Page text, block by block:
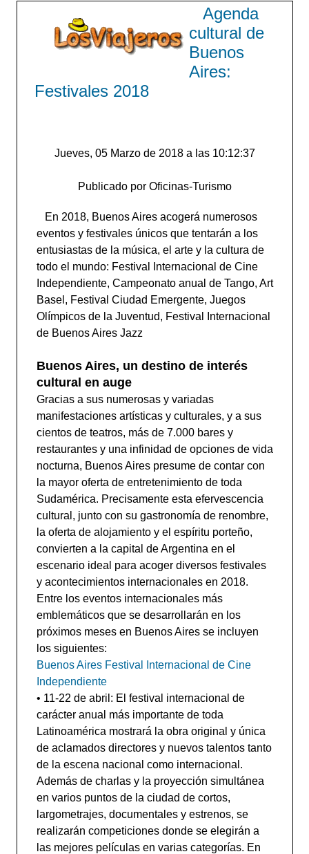
Agenda
cultural de
Buenos
Aires:
Festivales 2018
Jueves, 05 Marzo de 2018 a las 10:12:37
Publicado por Oficinas-Turismo
En 2018, Buenos Aires acogerá numerosos
eventos y festivales únicos que tentarán a los
entusiastas de la música, el arte y la cultura de
todo el mundo: Festival Internacional de Cine
Independiente, Campeonato anual de Tango, Art
Basel, Festival Ciudad Emergente, Juegos
Olímpicos de la Juventud, Festival Internacional
de Buenos Aires Jazz
Buenos Aires, un destino de interés
cultural en auge
Gracias a sus numerosas y variadas
manifestaciones artísticas y culturales, y a sus
cientos de teatros, más de 7.000 bares y
restaurantes y una infinidad de opciones de vida
nocturna, Buenos Aires presume de contar con
la mayor oferta de entretenimiento de toda
Sudamérica. Precisamente esta efervescencia
cultural, junto con su gastronomía de renombre,
la oferta de alojamiento y el espíritu porteño,
convierten a la capital de Argentina en el
escenario ideal para acoger diversos festivales
y acontecimientos internacionales en 2018.
Entre los eventos internacionales más
emblemáticos que se desarrollarán en los
próximos meses en Buenos Aires se incluyen
los siguientes:
Buenos Aires Festival Internacional de Cine
Independiente
• 11-22 de abril: El festival internacional de
carácter anual más importante de toda
Latinoamérica mostrará la obra original y única
de aclamados directores y nuevos talentos tanto
de la escena nacional como internacional.
Además de charlas y la proyección simultánea
en varios puntos de la ciudad de cortos,
largometrajes, documentales y estrenos, se
realizarán competiciones donde se elegirán a
las mejores películas en varias categorías. En